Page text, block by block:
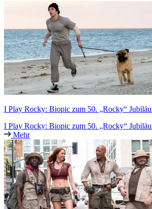
I Play Rocky: Biopic zum 50. „Rocky“
I Play Rocky: Biopic zum 50. „Rocky“
Mehr